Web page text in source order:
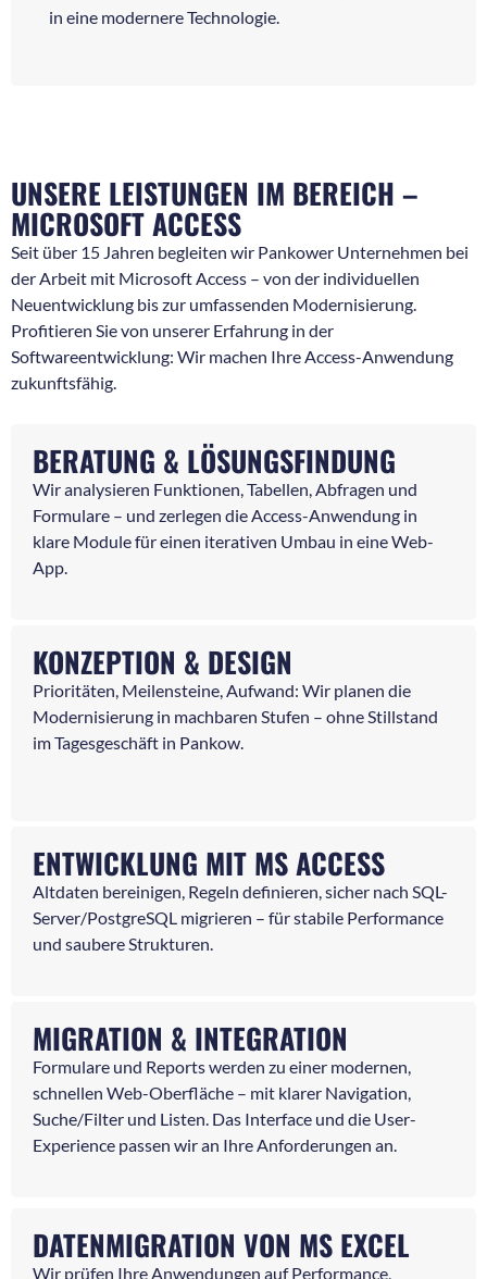
in eine modernere Technologie.
UNSERE LEISTUNGEN IM BEREICH –
MICROSOFT ACCESS
Seit über 15 Jahren begleiten wir Pankower Unternehmen bei
der Arbeit mit Microsoft Access – von der individuellen
Neuentwicklung bis zur umfassenden Modernisierung.
Profitieren Sie von unserer Erfahrung in der
Softwareentwicklung: Wir machen Ihre Access-Anwendung
zukunftsfähig.
BERATUNG & LÖSUNGSFINDUNG
Wir analysieren Funktionen, Tabellen, Abfragen und
Formulare – und zerlegen die Access-Anwendung in
klare Module für einen iterativen Umbau in eine Web-
App.
KONZEPTION & DESIGN
Prioritäten, Meilensteine, Aufwand: Wir planen die
Modernisierung in machbaren Stufen – ohne Stillstand
im Tagesgeschäft in Pankow.
ENTWICKLUNG MIT MS ACCESS
Altdaten bereinigen, Regeln definieren, sicher nach SQL-
Server/PostgreSQL migrieren – für stabile Performance
und saubere Strukturen.
MIGRATION & INTEGRATION
Formulare und Reports werden zu einer modernen,
schnellen Web-Oberfläche – mit klarer Navigation,
Suche/Filter und Listen. Das Interface und die User-
Experience passen wir an Ihre Anforderungen an.
DATENMIGRATION VON MS EXCEL
Wir prüfen Ihre Anwendungen auf Performance,